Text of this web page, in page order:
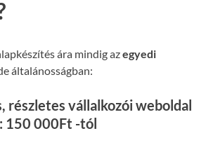
ára mindig azegyedi
általánosságban:
részletes vállalkozói weboldal
150 000Ft -tól